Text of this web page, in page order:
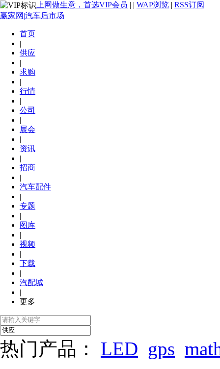
上网做生意，首选VIP会员 | | WAP浏览 | RSS订阅
赢家网|汽车后市场
首页
|
供应
|
求购
|
行情
|
公司
|
展会
|
资讯
|
招商
|
汽车配件
|
专题
|
图库
|
视频
|
下载
|
汽配城
|
更多
热门产品： LED gps